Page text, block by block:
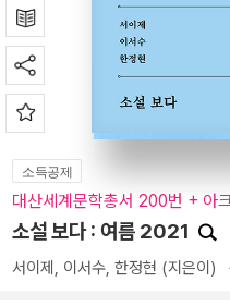
소득공제
대산세계문학총서 200번 + 아
소설 보다 : 여름 2021
서이제 , 이서수, 한정현 (지은이)